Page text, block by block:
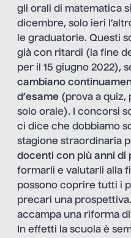
gli orali di matematica
dicembre, solo ieri
le graduatorie. Questi
già con ritardi (la fine
per il 15 giugno 2022),
cambiano
d’esame (prova a quiz,
solo orale). I concorsi
ci dice che dobbiamo
stagione straordinaria
docenti con più anni di
formarli e valutarli alla
possono coprire tutti i
precari una
accampa una riforma
In effetti la scuola è